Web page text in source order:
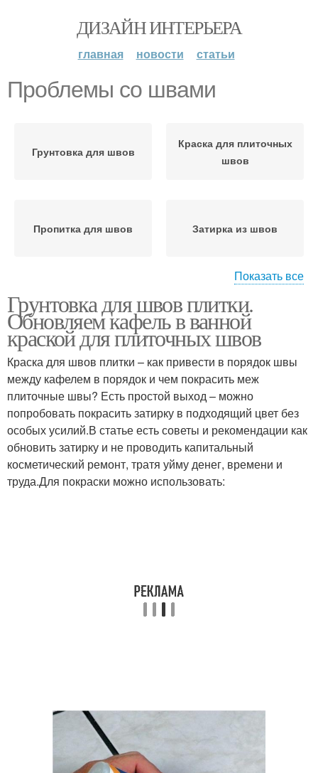
ДИЗАЙН ИНТЕРЬЕРА
главная новости статьи
Проблемы со швами
Грунтовка для швов
Краска для плиточных
швов
Пропитка для швов Затирка из швов
Затертые швы Швы на плитке
Частые проблемы
Показать все
Грунтовка для швов плитки.
Обновляем кафель в ванной
краской для плиточных швов
Краска для швов плитки – как привести в порядок швы
между кафелем в порядок и чем покрасить меж
плиточные швы? Есть простой выход – можно
попробовать покрасить затирку в подходящий цвет без
особых усилий.В статье есть советы и рекомендации как
обновить затирку и не проводить капитальный
косметический ремонт, тратя уйму денег, времени и
труда.Для покраски можно использовать: